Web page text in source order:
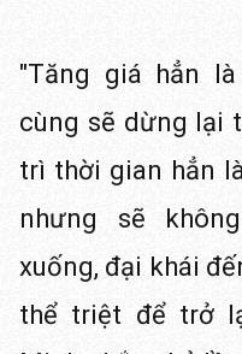
"Tăng giá hẳn
cùng sẽ dừng lại
trì thời gian hẳn
nhưng sẽ
xuống, đại khái
thể triệt để trở